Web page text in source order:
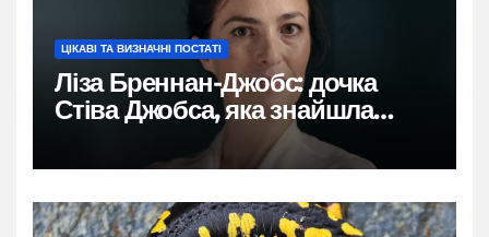
ЦІКАВІ ТА ВИЗНАЧНІ ПОСТАТІ
Ліза Бреннан-Джобс: дочка
Стіва Джобса, яка знайшла
власний голос